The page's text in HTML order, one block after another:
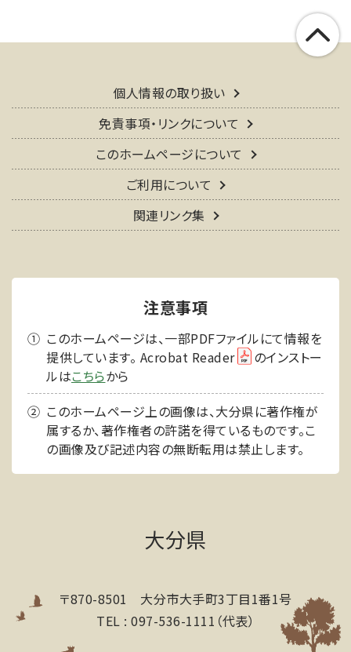
個人情報の取り扱い
免責事項・リンクについて
このホームページについて
ご利用について
関連リンク集
注意事項
このホームページは、一部PDFファイルにて情報を
提供しています。 Acrobat Reader
のインストー
ルはこちらから
このホームページ上の画像は、大分県に著作権が
属するか、著作権者の許諾を得ているものです。こ
の画像及び記述内容の無断転用は禁止します。
大分県
〒870-8501 大分市大手町3丁目1番1号
TEL : 097-536-1111（代表）